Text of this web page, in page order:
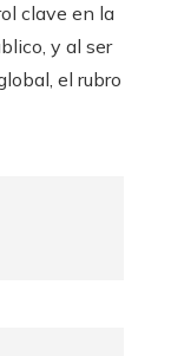
clave en la
y al ser
el rubro